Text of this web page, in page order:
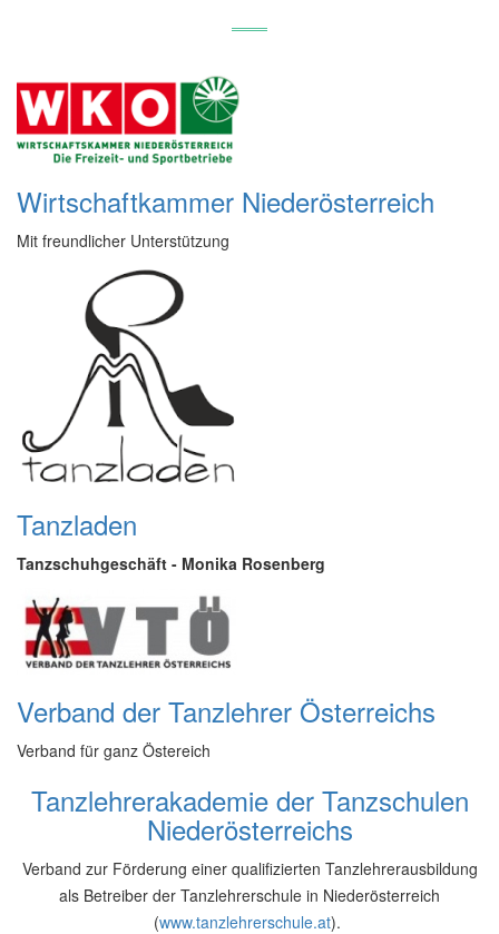
Wirtschaftkammer Niederösterreich
Mit freundlicher Unterstützung
Tanzladen
Tanzschuhgeschäft - Monika Rosenberg
Verband der Tanzlehrer Österreichs
Verband für ganz Östereich
Tanzlehrerakademie der Tanzschulen
Niederösterreichs
Verband zur Förderung einer qualifizierten Tanzlehrerausbildung
als Betreiber der Tanzlehrerschule in Niederösterreich
(www.tanzlehrerschule.at).